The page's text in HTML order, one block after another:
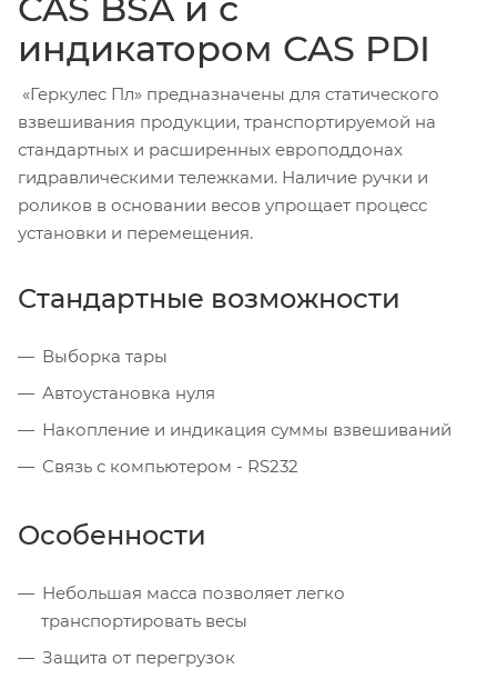
индикатором CAS PDI
«Геркулес Пл» предназначены для статического
взвешивания продукции, транспортируемой на
стандартных и расширенных европоддонах
гидравлическими тележками. Наличие ручки и
роликов в основании весов упрощает процесс
установки и перемещения.
Стандартные возможности
Выборка тары
Автоустановка нуля
Накопление и индикация суммы взвешиваний
Связь с компьютером - RS232
Особенности
Небольшая масса позволяет легко
транспортировать весы
Защита от перегрузок